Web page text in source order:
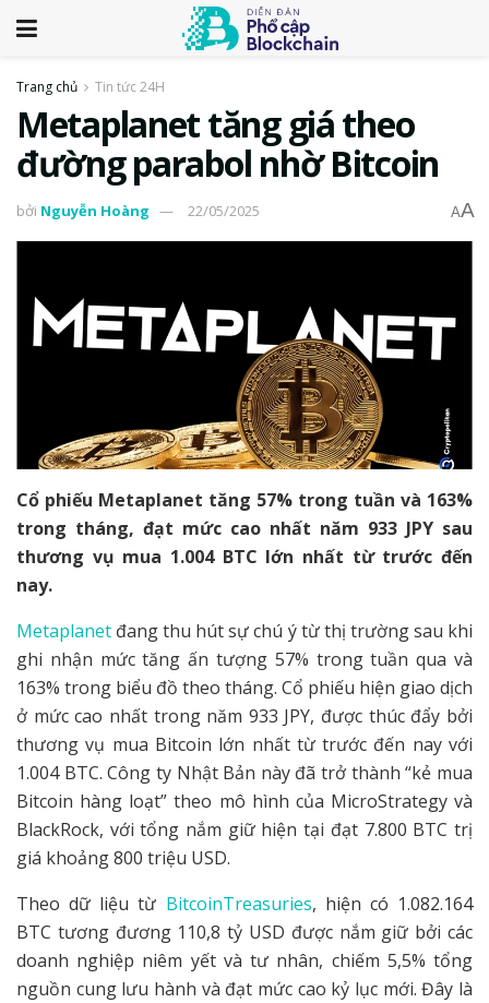
Trang chủ Tin tức 24H
Metaplanet tăng giá theo
đường parabol nhờ Bitcoin
bởi Nguyễn Hoàng 22/05/2025 AA
Cổ phiếu Metaplanet tăng 57% trong tuần và 163%
trong tháng, đạt mức cao nhất năm 933 JPY sau
thương vụ mua 1.004 BTC lớn nhất từ trước đến
nay.
Metaplanet đang thu hút sự chú ý từ thị trường sau khi
ghi nhận mức tăng ấn tượng 57% trong tuần qua và
163% trong biểu đồ theo tháng. Cổ phiếu hiện giao dịch
ở mức cao nhất trong năm 933 JPY, được thúc đẩy bởi
thương vụ mua Bitcoin lớn nhất từ trước đến nay với
1.004 BTC. Công ty Nhật Bản này đã trở thành “kẻ mua
Bitcoin hàng loạt” theo mô hình của MicroStrategy và
BlackRock, với tổng nắm giữ hiện tại đạt 7.800 BTC trị
giá khoảng 800 triệu USD.
Theo dữ liệu từ BitcoinTreasuries, hiện có 1.082.164
BTC tương đương 110,8 tỷ USD được nắm giữ bởi các
doanh nghiệp niêm yết và tư nhân, chiếm 5,5% tổng
nguồn cung lưu hành và đạt mức cao kỷ lục mới. Đây là